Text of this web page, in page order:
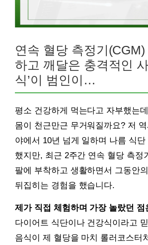
연속 혈당 측정기
하고 깨달은 충격적인
식’이 범인이…
평소 건강하게 먹는다고 자부했는
몸이 천근만근 무거워질까요? 저
야에서 10년 넘게 일하며 나름 식
했지만, 최근 2주간 연속 혈당 측정
팔에 부착하고 생활하면서 그동안
뒤집히는 경험을 했습니다.
제가 직접 체험하며 가장 놀랐던 점
다이어트 식단이나 건강식이라고
음식이 제 혈당을 마치 롤러코스터